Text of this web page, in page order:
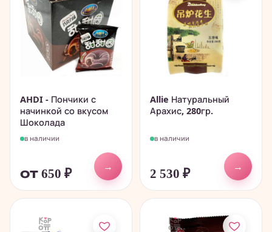
AHDI - Пончики с
начинкой со вкусом
Шоколада
в наличии
от 650 ₽
→
Allie Натуральный
Арахис, 280гр.
в наличии
2 530 ₽
→